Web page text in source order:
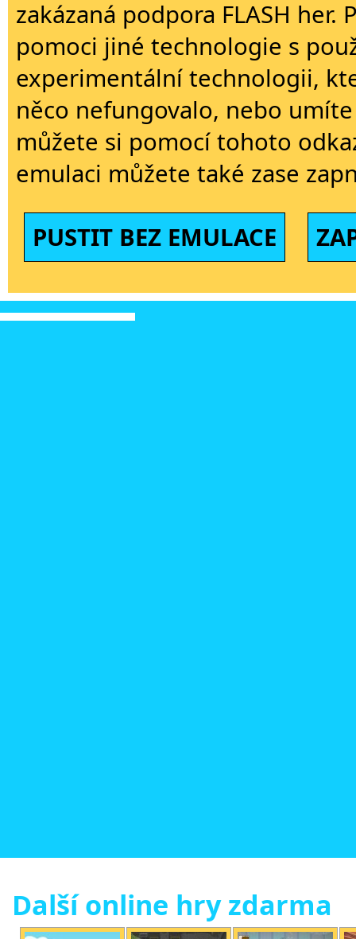
zakázaná podpora FLASH
pomoci jiné technologie s
experimentální technologii,
něco nefungovalo, nebo
můžete si pomocí tohoto
emulaci můžete také zase
PUSTIT BEZ EMULACE
Další online hry zdarma